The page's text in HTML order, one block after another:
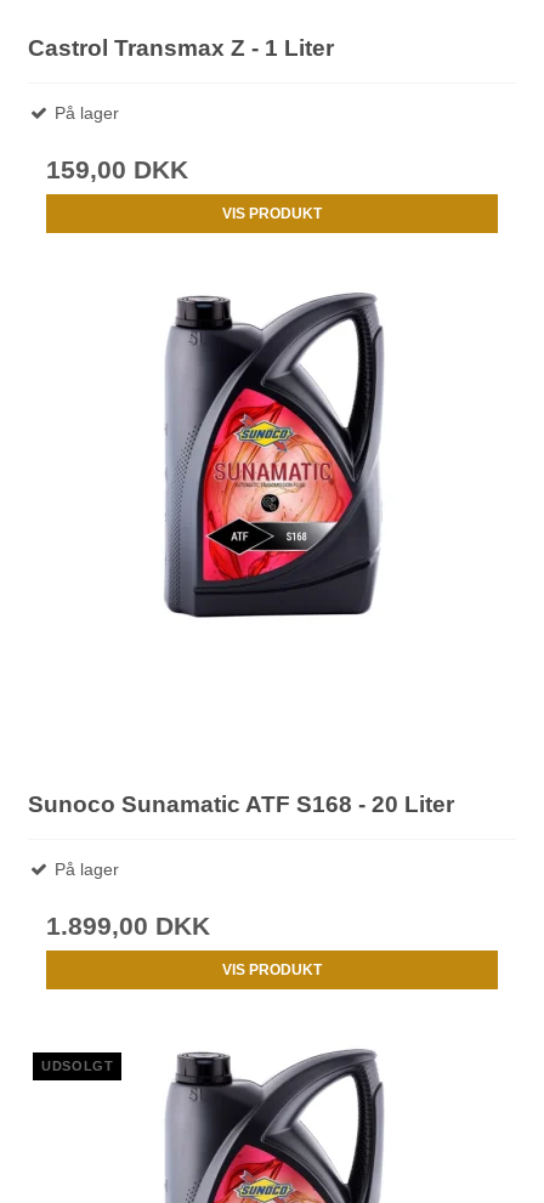
Castrol Transmax Z - 1 Liter
På lager
159,00 DKK
VIS PRODUKT
Sunoco Sunamatic ATF S168 - 20 Liter
På lager
1.899,00 DKK
VIS PRODUKT
UDSOLGT